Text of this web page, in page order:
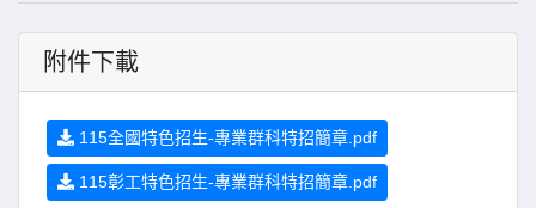
附件下載
115全國特色招生-專業群科特招簡章.pdf
115彰工特色招生-專業群科特招簡章.pdf